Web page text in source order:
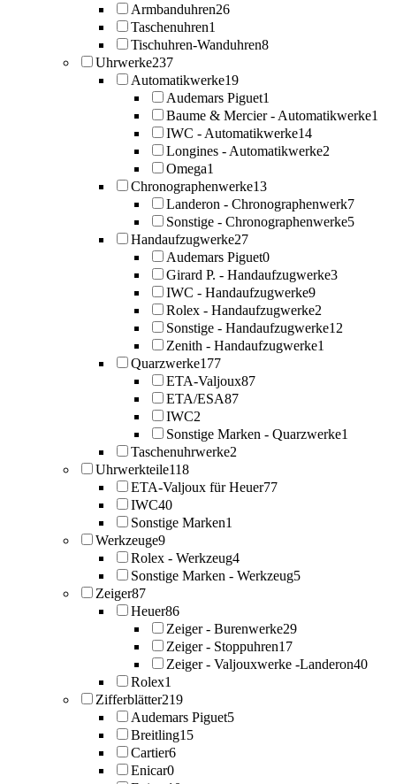
Armbanduhren26
Taschenuhren1
Tischuhren-Wanduhren8
Uhrwerke237
Automatikwerke19
Audemars Piguet1
Baume & Mercier - Automatikwerke1
IWC - Automatikwerke14
Longines - Automatikwerke2
Omega1
Chronographenwerke13
Landeron - Chronographenwerk7
Sonstige - Chronographenwerke5
Handaufzugwerke27
Audemars Piguet0
Girard P. - Handaufzugwerke3
IWC - Handaufzugwerke9
Rolex - Handaufzugwerke2
Sonstige - Handaufzugwerke12
Zenith - Handaufzugwerke1
Quarzwerke177
ETA-Valjoux87
ETA/ESA87
IWC2
Sonstige Marken - Quarzwerke1
Taschenuhrwerke2
Uhrwerkteile118
ETA-Valjoux für Heuer77
IWC40
Sonstige Marken1
Werkzeuge9
Rolex - Werkzeug4
Sonstige Marken - Werkzeug5
Zeiger87
Heuer86
Zeiger - Burenwerke29
Zeiger - Stoppuhren17
Zeiger - Valjouxwerke -Landeron40
Rolex1
Zifferblätter219
Audemars Piguet5
Breitling15
Cartier6
Enicar0